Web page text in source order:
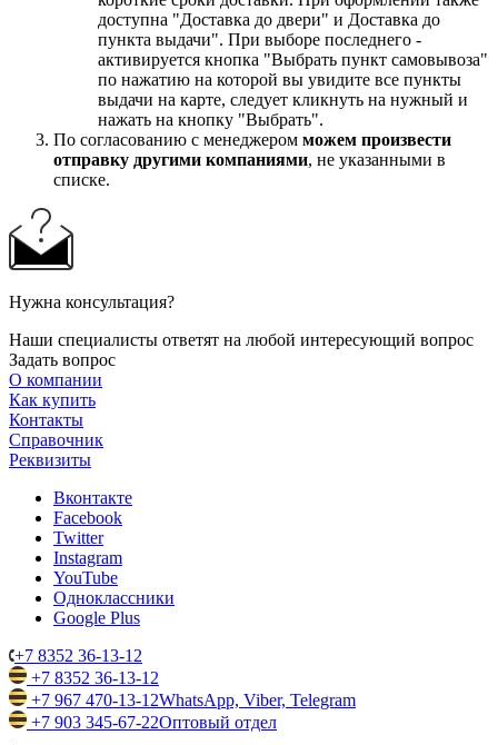
доступна "Доставка до двери" и Доставка до
пункта выдачи". При выборе последнего -
активируется кнопка "Выбрать пункт самовывоза"
по нажатию на которой вы увидите все пункты
выдачи на карте, следует кликнуть на нужный и
нажать на кнопку "Выбрать".
По согласованию с менеджером можем произвести
отправку другими компаниями, не указанными в
списке.
Нужна консультация?
Наши специалисты ответят на любой интересующий вопрос
Задать вопрос
О компании
Как купить
Контакты
Справочник
Реквизиты
Вконтакте
Facebook
Twitter
Instagram
YouTube
Одноклассники
Google Plus
+7 8352 36-13-12
+7 8352 36-13-12
+7 967 470-13-12WhatsApp, Viber, Telegram
+7 903 345-67-22Оптовый отдел